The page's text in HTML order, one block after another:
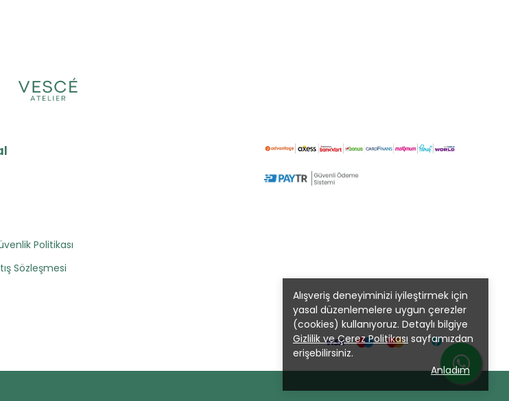
Alışveriş deneyiminizi iyileştirmek için
yasal düzenlemelere uygun çerezler
(cookies) kullanıyoruz. Detaylı bilgiye
Gizlilik ve Çerez Politikası sayfamızdan
erişebilirsiniz.
Anladım
Politikası
Sözleşmesi